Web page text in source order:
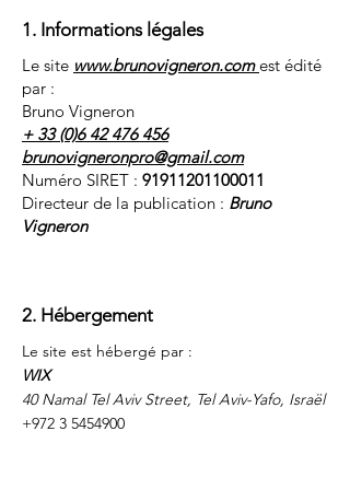
1. Informations légales
Le site www.brunovigneron.comest édité
par :
Bruno Vigneron
+ 33 (0)6 42 476 456
brunovigneronpro@gmail.com
Numéro SIRET : 91911201100011
Directeur de la publication : Bruno
Vigneron
2. Hébergement
Le site est hébergé par :
WIX
40 Namal Tel Aviv Street, Tel Aviv-Yafo, Israël
+972 3 5454900